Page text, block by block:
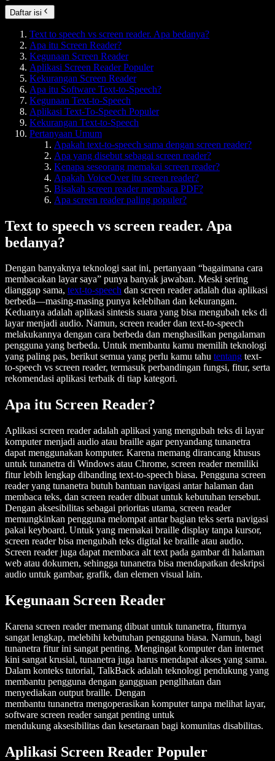
Daftar isi
Text to speech vs screen reader. Apa bedanya?
Apa itu Screen Reader?
Kegunaan Screen Reader
Aplikasi Screen Reader Populer
Kekurangan Screen Reader
Apa itu Software Text-to-Speech?
Kegunaan Text-to-Speech
Aplikasi Text-To-Speech Populer
Kekurangan Text-to-Speech
Pertanyaan Umum
Apakah text-to-speech sama dengan screen reader?
Apa yang disebut sebagai screen reader?
Kenapa seseorang memakai screen reader?
Apakah VoiceOver itu screen reader?
Bisakah screen reader membaca PDF?
Apa screen reader paling populer?
Text to speech vs screen reader. Apa
bedanya?
Dengan banyaknya teknologi saat ini, pertanyaan “bagaimana cara
membacakan layar saya” punya banyak jawaban. Meski sering
dianggap sama, text-to-speech dan screen reader adalah dua aplikasi
berbeda—masing-masing punya kelebihan dan kekurangan.
Keduanya adalah aplikasi sintesis suara yang bisa mengubah teks di
layar menjadi audio. Namun, screen reader dan text-to-speech
melakukannya dengan cara berbeda dan menghasilkan pengalaman
pengguna yang berbeda. Untuk membantu kamu memilih teknologi
yang paling pas, berikut semua yang perlu kamu tahu tentang text-
to-speech vs screen reader, termasuk perbandingan fungsi, fitur, serta
rekomendasi aplikasi terbaik di tiap kategori.
Apa itu Screen Reader?
Aplikasi screen reader adalah aplikasi yang mengubah teks di layar
komputer menjadi audio atau braille agar penyandang tunanetra
dapat menggunakan komputer. Karena memang dirancang khusus
untuk tunanetra di Windows atau Chrome, screen reader memiliki
fitur lebih lengkap dibanding text-to-speech biasa. Pengguna screen
reader yang tunanetra butuh bantuan navigasi antar halaman dan
membaca teks, dan screen reader dibuat untuk kebutuhan tersebut.
Dengan aksesibilitas sebagai prioritas utama, screen reader
memungkinkan pengguna melompat antar bagian teks serta navigasi
pakai keyboard. Untuk yang memakai braille display tanpa kursor,
screen reader bisa mengubah teks digital ke braille atau audio.
Screen reader juga dapat membaca alt text pada gambar di halaman
web atau dokumen, sehingga tunanetra bisa mendapatkan deskripsi
audio untuk gambar, grafik, dan elemen visual lain.
Kegunaan Screen Reader
Karena screen reader memang dibuat untuk tunanetra, fiturnya
sangat lengkap, melebihi kebutuhan pengguna biasa. Namun, bagi
tunanetra fitur ini sangat penting. Mengingat komputer dan internet
kini sangat krusial, tunanetra juga harus mendapat akses yang sama.
Dalam konteks tutorial, TalkBack adalah teknologi pendukung yang
membantu pengguna dengan gangguan penglihatan dan
menyediakan output braille. Dengan
membantu tunanetra mengoperasikan komputer tanpa melihat layar,
software screen reader sangat penting untuk
mendukung aksesibilitas dan kesetaraan bagi komunitas disabilitas.
Aplikasi Screen Reader Populer